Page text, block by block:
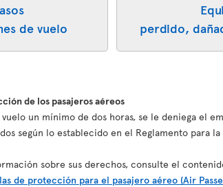
de vuelo
perdido,
de los pasajeros aéreos
un mínimo de dos horas, se le deniega el
según lo establecido en el Reglamento para
sobre sus derechos, consulte el
de protección para el pasajero aéreo (Air